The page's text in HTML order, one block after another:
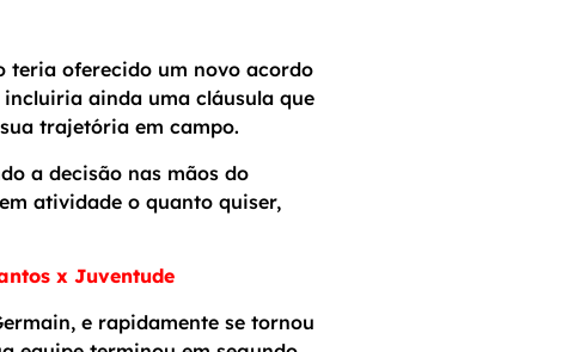
teria oferecido um novo acordo
ainda uma cláusula que
trajetória em campo.
a decisão nas mãos do
atividade o quanto quiser,
x Juventude
e rapidamente se tornou